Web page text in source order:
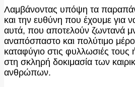
Λαμβάνοντας υπόψη τα
και την ευθύνη που έχουμε για
αυτά, που αποτελούν ζωντανά
αναπόσπαστο και πολύτιμο
καταφύγιο στις φυλλωσιές
στη σκληρή δοκιμασία των
ανθρώπων.